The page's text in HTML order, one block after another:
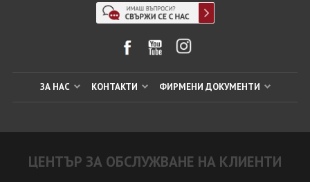
ЗА НАС КОНТАКТИ ФИРМЕНИ ДОКУМЕНТИ
ЦЕНТЪР ЗА ОБСЛУЖВАНЕ НА КЛИЕНТИ